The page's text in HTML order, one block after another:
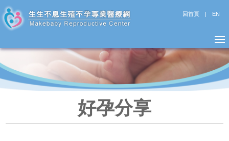
回首頁| EN
好孕分享